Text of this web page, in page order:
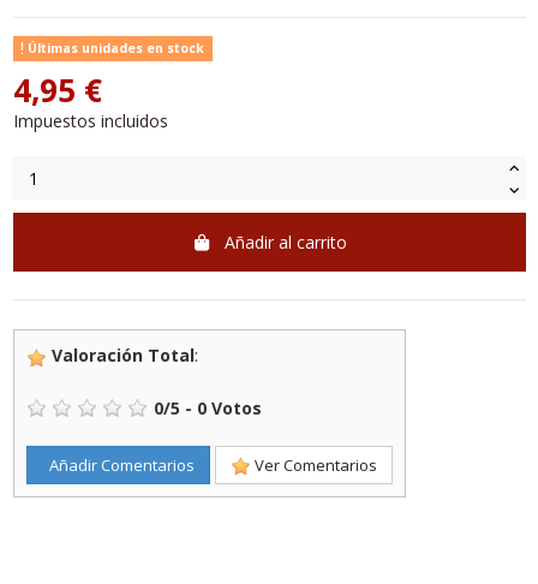
Últimas unidades en stock
4,95 €
Impuestos incluidos
Añadir al carrito
Valoración Total:
0/5 - 0 Votos
Añadir Comentarios Ver Comentarios